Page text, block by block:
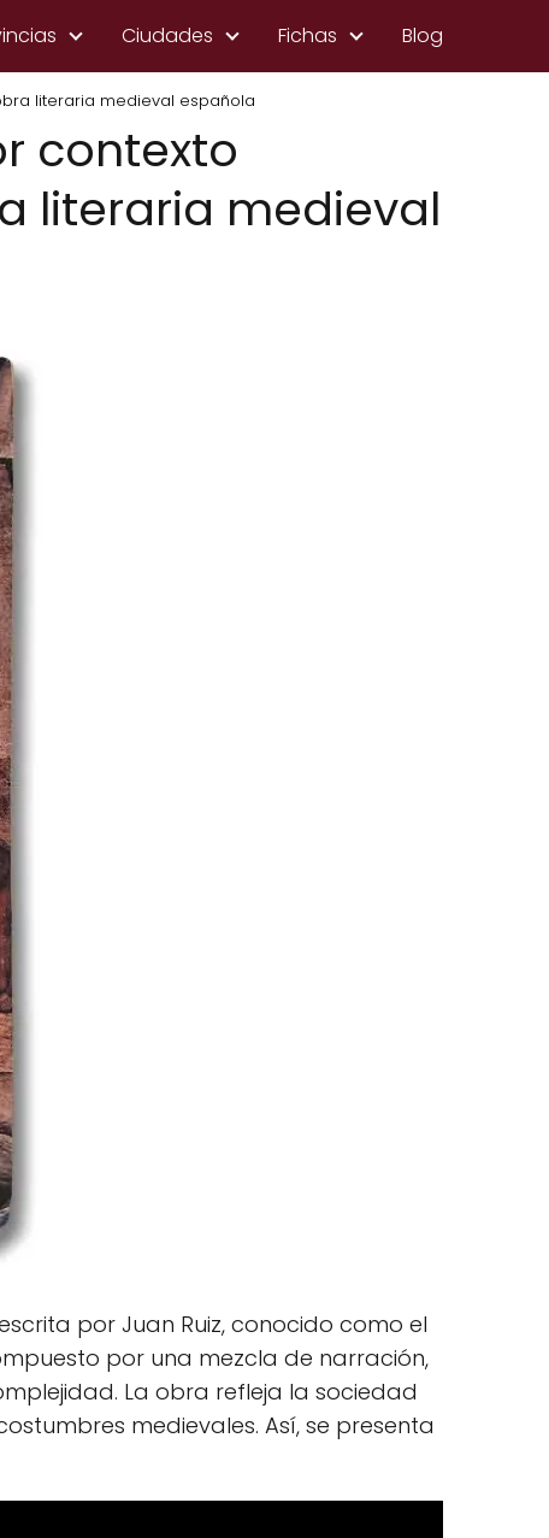
Ciudades Fichas Blog
literaria medieval española
contexto
literaria medieval
por Juan Ruiz, conocido como el
por una mezcla de narración,
La obra refleja la sociedad
medievales. Así, se presenta